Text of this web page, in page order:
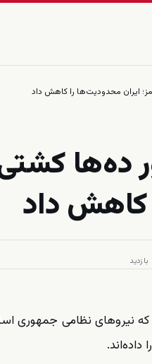
ایران محدودیت‌ها را کاهش داد
ده‌ها کشتی
کاهش داد
که نیروهای نظامی جمهوری
داده‌اند.